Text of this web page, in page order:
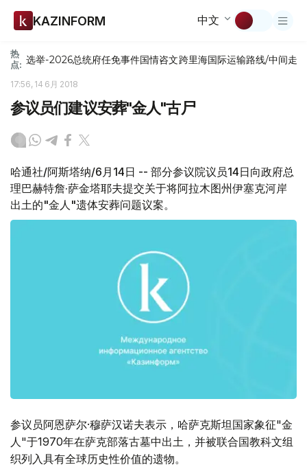
KAZINFORM 中文
热
点: 选举-2026总统府任免事件国情咨文跨里海国际运输路线/中间走廊
17:56, 14 6月 2018
参议员们建议安葬"金人"古尸
哈通社/阿斯塔纳/6月14日 -- 部分参议院议员14日向政府总
理巴赫特詹·萨金塔耶夫提交关于将阿拉木图州伊塞克河岸
出土的"金人"遗体安葬问题议案。
参议员阿恩萨尔·穆萨汉诺夫表示，哈萨克斯坦国家象征"金
人"于1970年在萨克部落古墓中出土，并被联合国教科文组
织列入具有全球历史性价值的遗物。